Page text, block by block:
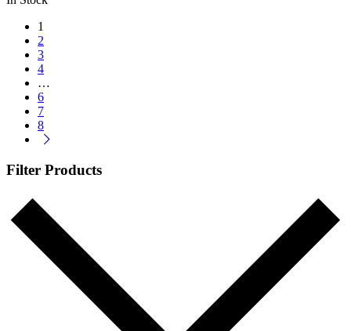
1
2
3
4
…
6
7
8
Filter Products